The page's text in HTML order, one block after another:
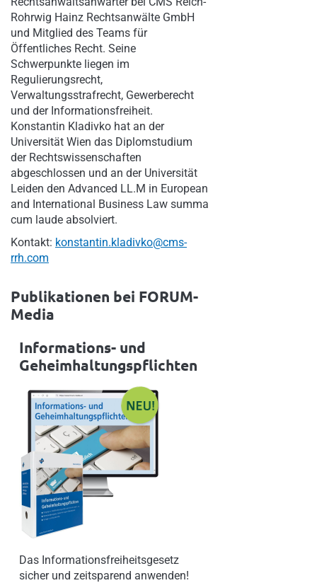
Rohrwig Hainz Rechtsanwälte GmbH
und Mitglied des Teams für
Öffentliches Recht. Seine
Schwerpunkte liegen im
Regulierungsrecht,
Verwaltungsstrafrecht, Gewerberecht
und der Informationsfreiheit.
Konstantin Kladivko hat an der
Universität Wien das Diplomstudium
der Rechtswissenschaften
abgeschlossen und an der Universität
Leiden den Advanced LL.M in European
and International Business Law summa
cum laude absolviert.
Kontakt: konstantin.kladivko@cms-
rrh.com
Publikationen bei FORUM-
Media
Informations- und
Geheimhaltungspflichten
Das Informationsfreiheitsgesetz
sicher und zeitsparend anwenden!